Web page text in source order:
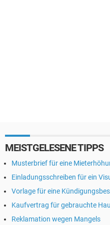
MEISTGELESENE TIPPS
Musterbrief für eine
Einladungsschreiben für ein
Vorlage für eine
Kaufvertrag für gebrauchte
Reklamation wegen Mangels